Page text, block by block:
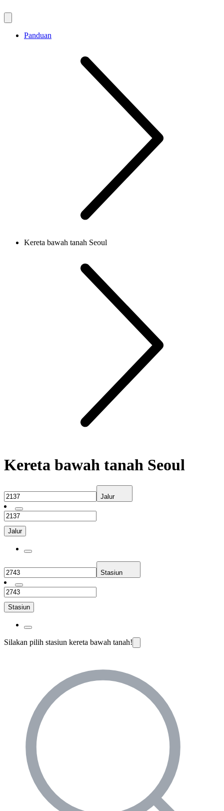
Panduan
Kereta bawah tanah Seoul
Kereta bawah tanah Seoul
Jalur
Jalur
Stasiun
Stasiun
Silakan pilih stasiun kereta bawah tanah!